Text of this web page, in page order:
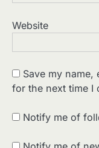
Website
Save my
for the next time I
Notify me of
2